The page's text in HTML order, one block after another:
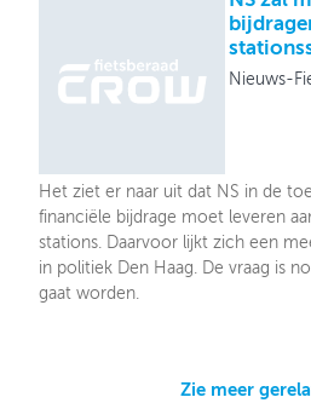
Nieuws-
Het ziet er naar uit dat NS in de
financiële bijdrage moet leveren
stations. Daarvoor lijkt zich een
in politiek Den Haag. De vraag is
gaat worden.
Zie meer